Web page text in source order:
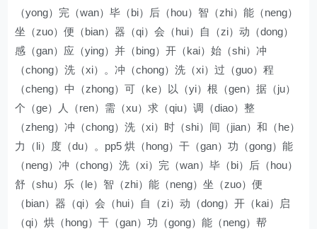
（yong）完（wan）毕（bi）后（hou）智（zhi）能（neng）
坐（zuo）便（bian）器（qi）会（hui）自（zi）动（dong）
感（gan）应（ying）并（bing）开（kai）始（shi）冲
（chong）洗（xi）。冲（chong）洗（xi）过（guo）程
（cheng）中（zhong）可（ke）以（yi）根（gen）据（ju）
个（ge）人（ren）需（xu）求（qiu）调（diao）整
（zheng）冲（chong）洗（xi）时（shi）间（jian）和（he）
力（li）度（du）。pp5 烘（hong）干（gan）功（gong）能
（neng）冲（chong）洗（xi）完（wan）毕（bi）后（hou）
舒（shu）乐（le）智（zhi）能（neng）坐（zuo）便
（bian）器（qi）会（hui）自（zi）动（dong）开（kai）启
（qi）烘（hong）干（gan）功（gong）能（neng）帮